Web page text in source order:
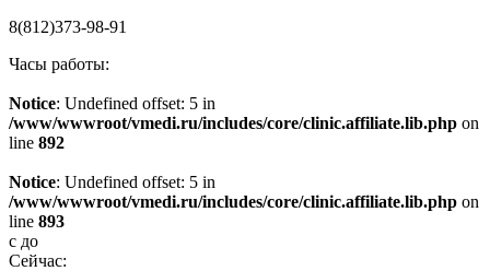
8(812)373-98-91
Часы работы:
Notice: Undefined offset: 5 in
/www/wwwroot/vmedi.ru/includes/core/clinic.affiliate.lib.php on
line 892
Notice: Undefined offset: 5 in
/www/wwwroot/vmedi.ru/includes/core/clinic.affiliate.lib.php on
line 893
с до
Сейчас: